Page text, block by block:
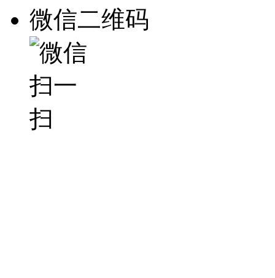
微信二维码